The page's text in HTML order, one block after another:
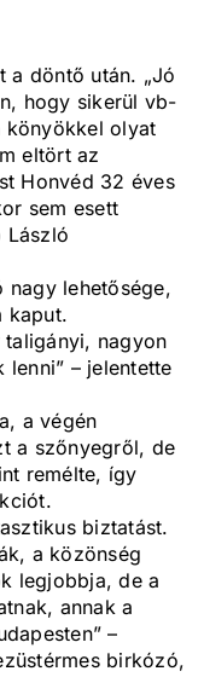
a döntő után. „Jó
hogy sikerül vb-
könyökkel olyat
eltört az
Honvéd 32 éves
sem esett
László
nagy lehetősége,
kaput.
nagyon
– jelentette
a végén
a szőnyegről, de
remélte, így
biztatást.
a közönség
legjobbja, de a
annak a
–
birkózó,